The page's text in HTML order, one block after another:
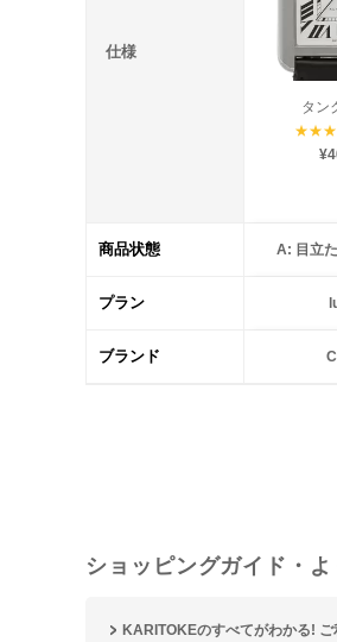
仕様
タン
★★★
商品状態 A: 目立
プラン
ブランド
ショッピングガイド・
KARITOKEのすべてがわかる! ご